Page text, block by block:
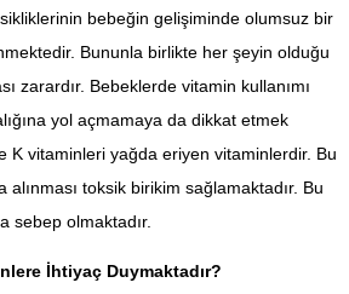
bebeğin gelişiminde olumsuz bir
Bununla birlikte her şeyin olduğu
zarardır. Bebeklerde vitamin kullanımı
yol açmamaya da dikkat etmek
K vitaminleri yağda eriyen vitaminlerdir. Bu
toksik birikim sağlamaktadır. Bu
sebep olmaktadır.
İhtiyaç Duymaktadır?